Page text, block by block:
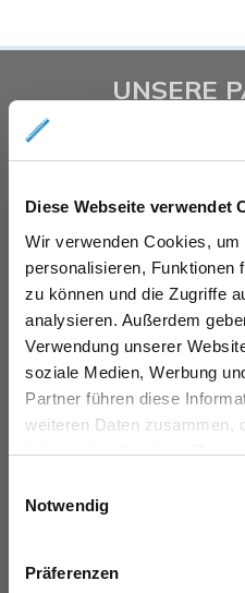
Diese Webseite verwendet
Wir verwenden Cookies,
personalisieren, Funktionen
zu können und die Zugriffe
analysieren. Außerdem
Verwendung unserer
soziale Medien, Werbung
Partner führen diese
weiteren Daten zusammen,
haben oder die sie im
Notwendig
Präferenzen
UNSERE
KONTAKT
das immobilienhaus
co kg
38100 Braunschweig
Tel.: 0531 26 15 60